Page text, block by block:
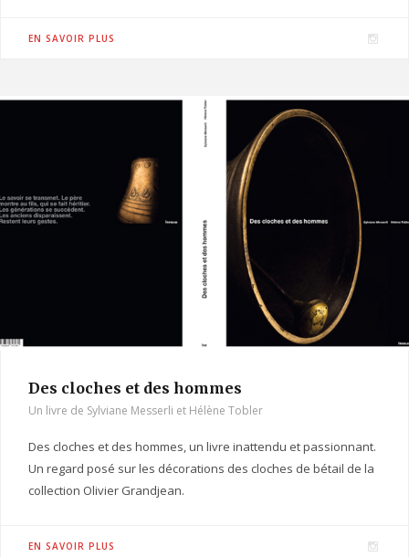
EN SAVOIR PLUS
I
m
Des cloches et des hommes
Un livre de Sylviane Messerli et Hélène Tobler
Des cloches et des hommes, un livre inattendu et passionnant.
Un regard posé sur les décorations des cloches de bétail de la
collection Olivier Grandjean.
EN SAVOIR PLUS
I